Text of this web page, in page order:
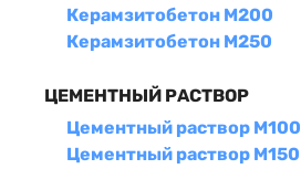
Керамзитобетон М200
Керамзитобетон М250
ЦЕМЕНТНЫЙ РАСТВОР
Цементный раствор М100
Цементный раствор М150